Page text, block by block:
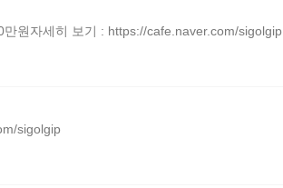
원자세히 보기 : https://cafe.naver.com/sigolgip
sigolgip